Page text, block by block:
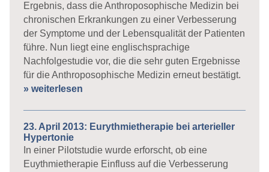
Ergebnis, dass die Anthroposophische Medizin bei
chronischen Erkrankungen zu einer Verbesserung
der Symptome und der Lebensqualität der Patienten
führe. Nun liegt eine englischsprachige
Nachfolgestudie vor, die die sehr guten Ergebnisse
für die Anthroposophische Medizin erneut bestätigt.
» weiterlesen
23. April 2013: Eurythmietherapie bei arterieller
Hypertonie
In einer Pilotstudie wurde erforscht, ob eine
Euythmietherapie Einfluss auf die Verbesserung